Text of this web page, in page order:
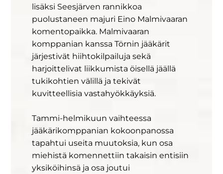
lisäksi Seesjärven rannikkoa
puolustaneen majuri Eino Malmivaaran
komentopaikka. Malmivaaran
komppanian kanssa Törnin jääkärit
järjestivät hiihtokilpailuja sekä
harjoittelivat liikkumista öisellä jäällä
tukikohtien välillä ja tekivät
kuvitteellisia vastahyökkäyksiä.
Tammi-helmikuun vaihteessa
jääkärikomppanian kokoonpanossa
tapahtui useita muutoksia, kun osa
miehistä komennettiin takaisin entisiin
yksiköihinsä ja osa joutui